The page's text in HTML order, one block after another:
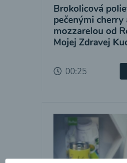
Brokolicová
pečenými cherry
mozzarelou od
Mojej Zdravej
00:25